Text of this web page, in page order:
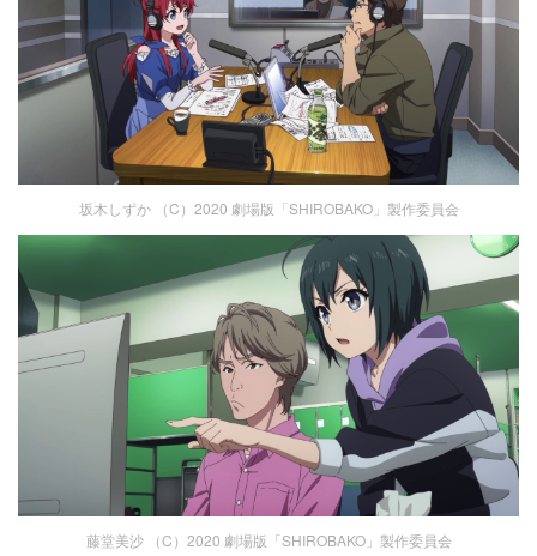
坂木しずか （C）2020 劇場版「SHIROBAKO」製作委員会
藤堂美沙 （C）2020 劇場版「SHIROBAKO」製作委員会